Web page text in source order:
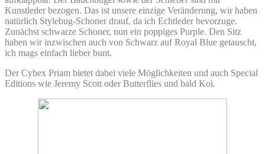
Kunstleder bezogen. Das ist unsere einzige Veränderung, wir haben
natürlich Stylebug-Schoner drauf, da ich Echtleder bevorzuge.
Zunächst schwarze Schoner, nun ein poppiges Purple. Den Sitz
haben wir inzwischen auch von Schwarz auf Royal Blue getauscht,
ich mags einfach lieber bunt.
Der Cybex Priam bietet dabei viele Möglichkeiten und auch Special
Editions wie Jeremy Scott oder Butterflies und bald Koi.